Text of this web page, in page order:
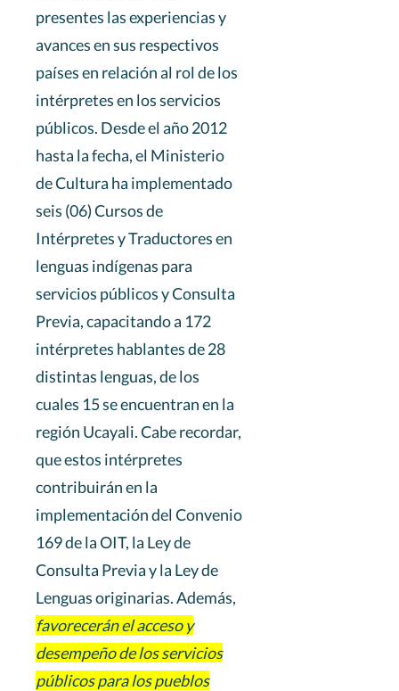
presentes las experiencias y
avances en sus respectivos
países en relación al rol de los
intérpretes en los servicios
públicos. Desde el año 2012
hasta la fecha, el Ministerio
de Cultura ha implementado
seis (06) Cursos de
Intérpretes y Traductores en
lenguas indígenas para
servicios públicos y Consulta
Previa, capacitando a 172
intérpretes hablantes de 28
distintas lenguas, de los
cuales 15 se encuentran en la
región Ucayali. Cabe recordar,
que estos intérpretes
contribuirán en la
implementación del Convenio
169 de la OIT, la Ley de
Consulta Previa y la Ley de
Lenguas originarias. Además,
favorecerán el acceso y
desempeño de los servicios
públicos para los pueblos